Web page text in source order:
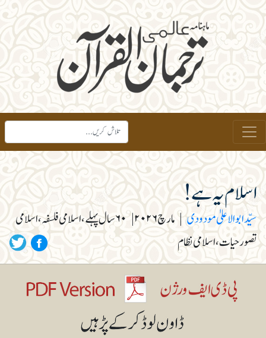
اسلام یہ ہے!
سیّد ابوالاعلیٰ مودودی | مارچ ۲۰۲۶ |
۶۰ سال پہلے، اسلامی فلسفہ، اسلامی
تصور حیات، اسلامی نظام